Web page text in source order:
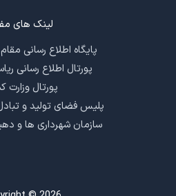
لینک های
پایگاه اطلاع رسانی
پورتال اطلاع رسانی
پورتال وزارت
پلیس فضای تولید و
سازمان شهرداری ها و